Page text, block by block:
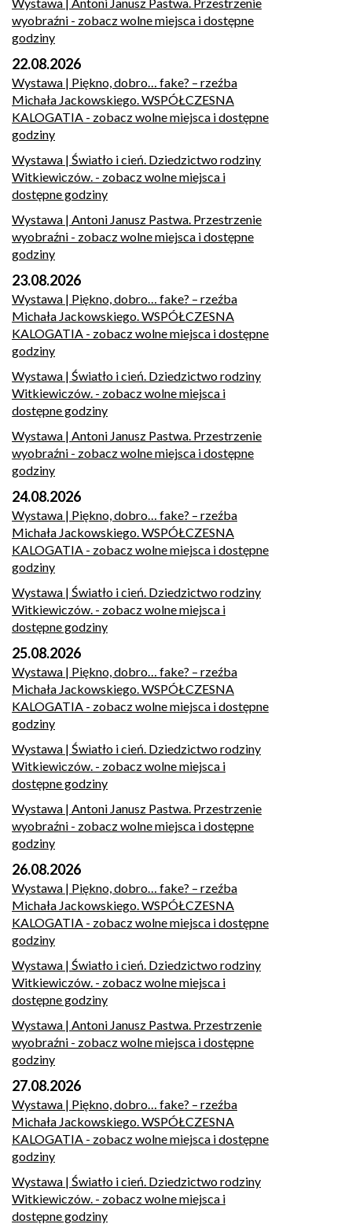
wyobraźni - zobacz wolne miejsca i dostępne
godziny
22.08.2026
Wystawa | Piękno, dobro… fake? – rzeźba
Michała Jackowskiego. WSPÓŁCZESNA
KALOGATIA - zobacz wolne miejsca i dostępne
godziny
Wystawa | Światło i cień. Dziedzictwo rodziny
Witkiewiczów. - zobacz wolne miejsca i
dostępne godziny
Wystawa | Antoni Janusz Pastwa. Przestrzenie
wyobraźni - zobacz wolne miejsca i dostępne
godziny
23.08.2026
Wystawa | Piękno, dobro… fake? – rzeźba
Michała Jackowskiego. WSPÓŁCZESNA
KALOGATIA - zobacz wolne miejsca i dostępne
godziny
Wystawa | Światło i cień. Dziedzictwo rodziny
Witkiewiczów. - zobacz wolne miejsca i
dostępne godziny
Wystawa | Antoni Janusz Pastwa. Przestrzenie
wyobraźni - zobacz wolne miejsca i dostępne
godziny
24.08.2026
Wystawa | Piękno, dobro… fake? – rzeźba
Michała Jackowskiego. WSPÓŁCZESNA
KALOGATIA - zobacz wolne miejsca i dostępne
godziny
Wystawa | Światło i cień. Dziedzictwo rodziny
Witkiewiczów. - zobacz wolne miejsca i
dostępne godziny
25.08.2026
Wystawa | Piękno, dobro… fake? – rzeźba
Michała Jackowskiego. WSPÓŁCZESNA
KALOGATIA - zobacz wolne miejsca i dostępne
godziny
Wystawa | Światło i cień. Dziedzictwo rodziny
Witkiewiczów. - zobacz wolne miejsca i
dostępne godziny
Wystawa | Antoni Janusz Pastwa. Przestrzenie
wyobraźni - zobacz wolne miejsca i dostępne
godziny
26.08.2026
Wystawa | Piękno, dobro… fake? – rzeźba
Michała Jackowskiego. WSPÓŁCZESNA
KALOGATIA - zobacz wolne miejsca i dostępne
godziny
Wystawa | Światło i cień. Dziedzictwo rodziny
Witkiewiczów. - zobacz wolne miejsca i
dostępne godziny
Wystawa | Antoni Janusz Pastwa. Przestrzenie
wyobraźni - zobacz wolne miejsca i dostępne
godziny
27.08.2026
Wystawa | Piękno, dobro… fake? – rzeźba
Michała Jackowskiego. WSPÓŁCZESNA
KALOGATIA - zobacz wolne miejsca i dostępne
godziny
Wystawa | Światło i cień. Dziedzictwo rodziny
Witkiewiczów. - zobacz wolne miejsca i
dostępne godziny